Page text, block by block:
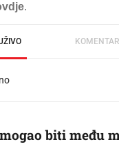
.
biti među